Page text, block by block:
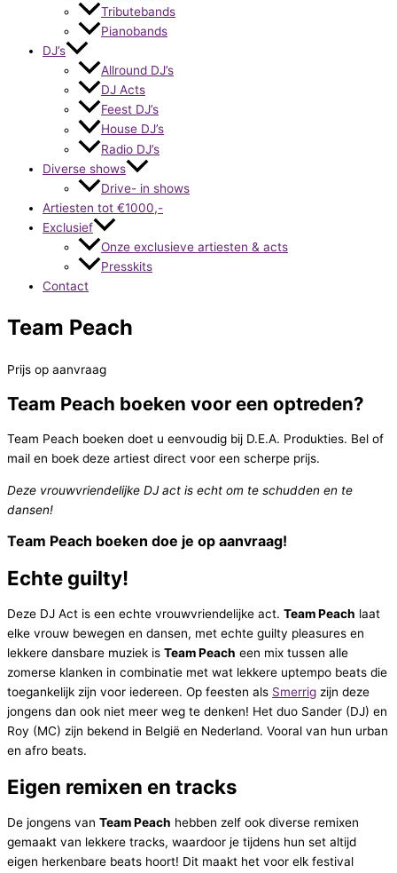
Tributebands
Pianobands
DJ’s
Allround DJ’s
DJ Acts
Feest DJ’s
House DJ’s
Radio DJ’s
Diverse shows
Drive- in shows
Artiesten tot €1000,-
Exclusief
Onze exclusieve artiesten & acts
Presskits
Contact
Team Peach
Prijs op aanvraag
Team Peach boeken voor een optreden?
Team Peach boeken doet u eenvoudig bij D.E.A. Produkties. Bel of
mail en boek deze artiest direct voor een scherpe prijs.
Deze vrouwvriendelijke DJ act is echt om te schudden en te
dansen!
Team Peach boeken doe je op aanvraag!
Echte guilty!
Deze DJ Act is een echte vrouwvriendelijke act. Team Peach laat
elke vrouw bewegen en dansen, met echte guilty pleasures en
lekkere dansbare muziek is Team Peach een mix tussen alle
zomerse klanken in combinatie met wat lekkere uptempo beats die
toegankelijk zijn voor iedereen. Op feesten als Smerrig zijn deze
jongens dan ook niet meer weg te denken! Het duo Sander (DJ) en
Roy (MC) zijn bekend in België en Nederland. Vooral van hun urban
en afro beats.
Eigen remixen en tracks
De jongens van Team Peach hebben zelf ook diverse remixen
gemaakt van lekkere tracks, waardoor je tijdens hun set altijd
eigen herkenbare beats hoort! Dit maakt het voor elk festival